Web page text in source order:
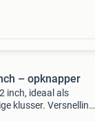
– opknapper
inch, ideaal als
klusser. Versnelling